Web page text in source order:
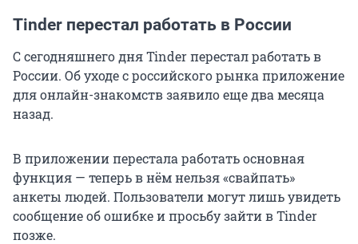
Tinder перестал работать в России
С сегодняшнего дня Tinder перестал работать в
России. Об уходе с российского рынка приложение
для онлайн-знакомств заявило еще два месяца
назад.
В приложении перестала работать основная
функция — теперь в нём нельзя «свайпать»
анкеты людей. Пользователи могут лишь увидеть
сообщение об ошибке и просьбу зайти в Tinder
позже.